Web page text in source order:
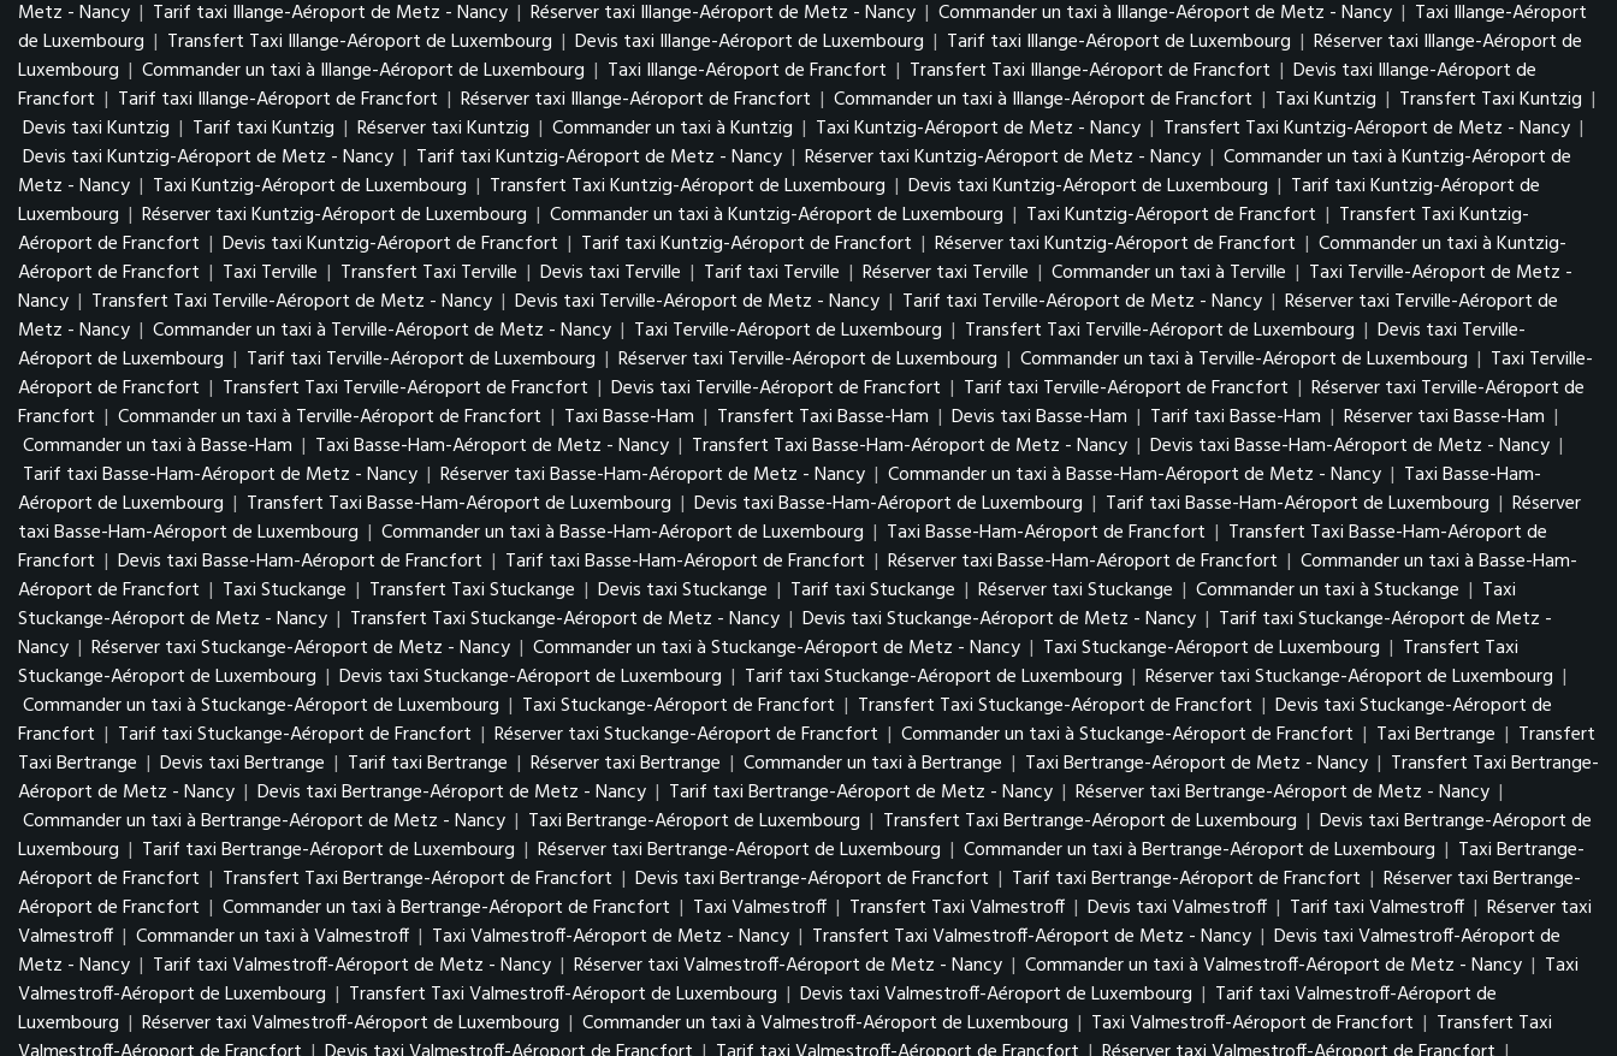
Metz - Nancy | Tarif taxi Illange-Aéroport de Metz - Nancy | Réserver taxi Illange-Aéroport de Metz - Nancy | Commander un taxi à Illange-Aéroport de Metz - Nancy | Taxi Illange-Aéroport
de Luxembourg | Transfert Taxi Illange-Aéroport de Luxembourg | Devis taxi Illange-Aéroport de Luxembourg | Tarif taxi Illange-Aéroport de Luxembourg | Réserver taxi Illange-Aéroport de
Luxembourg | Commander un taxi à Illange-Aéroport de Luxembourg | Taxi Illange-Aéroport de Francfort | Transfert Taxi Illange-Aéroport de Francfort | Devis taxi Illange-Aéroport de
Francfort | Tarif taxi Illange-Aéroport de Francfort | Réserver taxi Illange-Aéroport de Francfort | Commander un taxi à Illange-Aéroport de Francfort | Taxi Kuntzig | Transfert Taxi Kuntzig |
Devis taxi Kuntzig | Tarif taxi Kuntzig | Réserver taxi Kuntzig | Commander un taxi à Kuntzig | Taxi Kuntzig-Aéroport de Metz - Nancy | Transfert Taxi Kuntzig-Aéroport de Metz - Nancy |
Devis taxi Kuntzig-Aéroport de Metz - Nancy | Tarif taxi Kuntzig-Aéroport de Metz - Nancy | Réserver taxi Kuntzig-Aéroport de Metz - Nancy | Commander un taxi à Kuntzig-Aéroport de
Metz - Nancy | Taxi Kuntzig-Aéroport de Luxembourg | Transfert Taxi Kuntzig-Aéroport de Luxembourg | Devis taxi Kuntzig-Aéroport de Luxembourg | Tarif taxi Kuntzig-Aéroport de
Luxembourg | Réserver taxi Kuntzig-Aéroport de Luxembourg | Commander un taxi à Kuntzig-Aéroport de Luxembourg | Taxi Kuntzig-Aéroport de Francfort | Transfert Taxi Kuntzig-
Aéroport de Francfort | Devis taxi Kuntzig-Aéroport de Francfort | Tarif taxi Kuntzig-Aéroport de Francfort | Réserver taxi Kuntzig-Aéroport de Francfort | Commander un taxi à Kuntzig-
Aéroport de Francfort | Taxi Terville | Transfert Taxi Terville | Devis taxi Terville | Tarif taxi Terville | Réserver taxi Terville | Commander un taxi à Terville | Taxi Terville-Aéroport de Metz -
Nancy | Transfert Taxi Terville-Aéroport de Metz - Nancy | Devis taxi Terville-Aéroport de Metz - Nancy | Tarif taxi Terville-Aéroport de Metz - Nancy | Réserver taxi Terville-Aéroport de
Metz - Nancy | Commander un taxi à Terville-Aéroport de Metz - Nancy | Taxi Terville-Aéroport de Luxembourg | Transfert Taxi Terville-Aéroport de Luxembourg | Devis taxi Terville-
Aéroport de Luxembourg | Tarif taxi Terville-Aéroport de Luxembourg | Réserver taxi Terville-Aéroport de Luxembourg | Commander un taxi à Terville-Aéroport de Luxembourg | Taxi Terville-
Aéroport de Francfort | Transfert Taxi Terville-Aéroport de Francfort | Devis taxi Terville-Aéroport de Francfort | Tarif taxi Terville-Aéroport de Francfort | Réserver taxi Terville-Aéroport de
Francfort | Commander un taxi à Terville-Aéroport de Francfort | Taxi Basse-Ham | Transfert Taxi Basse-Ham | Devis taxi Basse-Ham | Tarif taxi Basse-Ham | Réserver taxi Basse-Ham |
Commander un taxi à Basse-Ham | Taxi Basse-Ham-Aéroport de Metz - Nancy | Transfert Taxi Basse-Ham-Aéroport de Metz - Nancy | Devis taxi Basse-Ham-Aéroport de Metz - Nancy |
Tarif taxi Basse-Ham-Aéroport de Metz - Nancy | Réserver taxi Basse-Ham-Aéroport de Metz - Nancy | Commander un taxi à Basse-Ham-Aéroport de Metz - Nancy | Taxi Basse-Ham-
Aéroport de Luxembourg | Transfert Taxi Basse-Ham-Aéroport de Luxembourg | Devis taxi Basse-Ham-Aéroport de Luxembourg | Tarif taxi Basse-Ham-Aéroport de Luxembourg | Réserver
taxi Basse-Ham-Aéroport de Luxembourg | Commander un taxi à Basse-Ham-Aéroport de Luxembourg | Taxi Basse-Ham-Aéroport de Francfort | Transfert Taxi Basse-Ham-Aéroport de
Francfort | Devis taxi Basse-Ham-Aéroport de Francfort | Tarif taxi Basse-Ham-Aéroport de Francfort | Réserver taxi Basse-Ham-Aéroport de Francfort | Commander un taxi à Basse-Ham-
Aéroport de Francfort | Taxi Stuckange | Transfert Taxi Stuckange | Devis taxi Stuckange | Tarif taxi Stuckange | Réserver taxi Stuckange | Commander un taxi à Stuckange | Taxi
Stuckange-Aéroport de Metz - Nancy | Transfert Taxi Stuckange-Aéroport de Metz - Nancy | Devis taxi Stuckange-Aéroport de Metz - Nancy | Tarif taxi Stuckange-Aéroport de Metz -
Nancy | Réserver taxi Stuckange-Aéroport de Metz - Nancy | Commander un taxi à Stuckange-Aéroport de Metz - Nancy | Taxi Stuckange-Aéroport de Luxembourg | Transfert Taxi
Stuckange-Aéroport de Luxembourg | Devis taxi Stuckange-Aéroport de Luxembourg | Tarif taxi Stuckange-Aéroport de Luxembourg | Réserver taxi Stuckange-Aéroport de Luxembourg |
Commander un taxi à Stuckange-Aéroport de Luxembourg | Taxi Stuckange-Aéroport de Francfort | Transfert Taxi Stuckange-Aéroport de Francfort | Devis taxi Stuckange-Aéroport de
Francfort | Tarif taxi Stuckange-Aéroport de Francfort | Réserver taxi Stuckange-Aéroport de Francfort | Commander un taxi à Stuckange-Aéroport de Francfort | Taxi Bertrange | Transfert
Taxi Bertrange | Devis taxi Bertrange | Tarif taxi Bertrange | Réserver taxi Bertrange | Commander un taxi à Bertrange | Taxi Bertrange-Aéroport de Metz - Nancy | Transfert Taxi Bertrange-
Aéroport de Metz - Nancy | Devis taxi Bertrange-Aéroport de Metz - Nancy | Tarif taxi Bertrange-Aéroport de Metz - Nancy | Réserver taxi Bertrange-Aéroport de Metz - Nancy |
Commander un taxi à Bertrange-Aéroport de Metz - Nancy | Taxi Bertrange-Aéroport de Luxembourg | Transfert Taxi Bertrange-Aéroport de Luxembourg | Devis taxi Bertrange-Aéroport de
Luxembourg | Tarif taxi Bertrange-Aéroport de Luxembourg | Réserver taxi Bertrange-Aéroport de Luxembourg | Commander un taxi à Bertrange-Aéroport de Luxembourg | Taxi Bertrange-
Aéroport de Francfort | Transfert Taxi Bertrange-Aéroport de Francfort | Devis taxi Bertrange-Aéroport de Francfort | Tarif taxi Bertrange-Aéroport de Francfort | Réserver taxi Bertrange-
Aéroport de Francfort | Commander un taxi à Bertrange-Aéroport de Francfort | Taxi Valmestroff | Transfert Taxi Valmestroff | Devis taxi Valmestroff | Tarif taxi Valmestroff | Réserver taxi
Valmestroff | Commander un taxi à Valmestroff | Taxi Valmestroff-Aéroport de Metz - Nancy | Transfert Taxi Valmestroff-Aéroport de Metz - Nancy | Devis taxi Valmestroff-Aéroport de
Metz - Nancy | Tarif taxi Valmestroff-Aéroport de Metz - Nancy | Réserver taxi Valmestroff-Aéroport de Metz - Nancy | Commander un taxi à Valmestroff-Aéroport de Metz - Nancy | Taxi
Valmestroff-Aéroport de Luxembourg | Transfert Taxi Valmestroff-Aéroport de Luxembourg | Devis taxi Valmestroff-Aéroport de Luxembourg | Tarif taxi Valmestroff-Aéroport de
Luxembourg | Réserver taxi Valmestroff-Aéroport de Luxembourg | Commander un taxi à Valmestroff-Aéroport de Luxembourg | Taxi Valmestroff-Aéroport de Francfort | Transfert Taxi